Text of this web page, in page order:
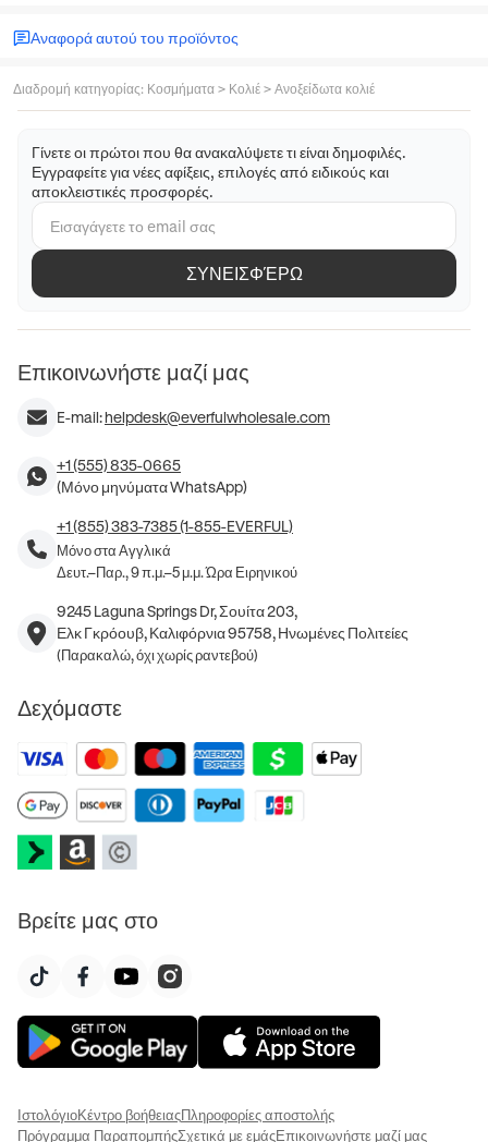
Αναφορά αυτού του προϊόντος
Διαδρομή κατηγορίας: Κοσμήματα > Κολιέ > Ανοξείδωτα κολιέ
Γίνετε οι πρώτοι που θα ανακαλύψετε τι είναι δημοφιλές.
Εγγραφείτε για νέες αφίξεις, επιλογές από ειδικούς και
αποκλειστικές προσφορές.
ΣΥΝΕΙΣΦΈΡΩ
Επικοινωνήστε μαζί μας
E-mail:helpdesk@everfulwholesale.com
+1 (555) 835-0665
(Μόνο μηνύματα WhatsApp)
+1 (855) 383-7385 (1-855-EVERFUL)
Μόνο στα Αγγλικά
Δευτ.–Παρ., 9 π.μ.–5 μ.μ. Ώρα Ειρηνικού
9245 Laguna Springs Dr, Σουίτα 203,
Ελκ Γκρόουβ, Καλιφόρνια 95758, Ηνωμένες Πολιτείες
(Παρακαλώ, όχι χωρίς ραντεβού)
Δεχόμαστε
Βρείτε μας στο
ΙστολόγιοΚέντρο βοήθειαςΠληροφορίες αποστολής
Πρόγραμμα ΠαραπομπήςΣχετικά με εμάςΕπικοινωνήστε μαζί μας